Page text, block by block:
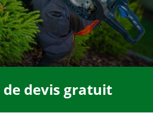
de devis gratuit